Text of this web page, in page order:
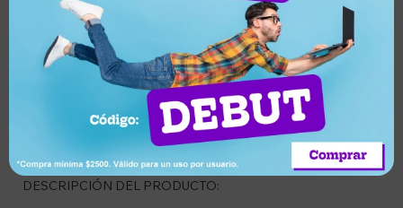
Descripción
CODIGO: ARYE633
DESCRIPCIÓN DEL PRODUCTO: